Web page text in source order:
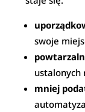
swoje
ustalonych
mniej